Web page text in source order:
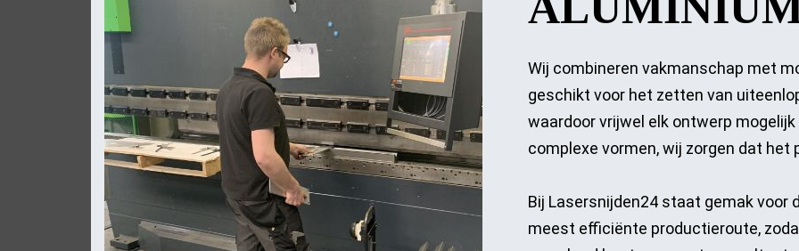
Dan wordt er altijd
het sneller
geleverd kan
levering op
zaterdag.
Kortom Rick en
zijn team zijn een
aanrader om
Wij combineren vakmanschap met
geschikt voor het zetten van
waardoor vrijwel elk ontwerp
complexe vormen, wij zorgen dat het
Bij Lasersnijden24 staat gemak voor
meest efficiënte productieroute,